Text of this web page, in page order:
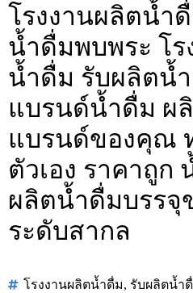
โรงงานผลิตน้ำ
น้ำดื่มพบพระ โร
น้ำดื่ม รับผลิตน้
แบรนด์น้ำดื่ม ผ
แบรนด์ของคุณ
ตัวเอง ราคาถูก
ผลิตน้ำดื่มบรรจุ
ระดับสากล
โรงงานผลิตน้ำดื่ม, รับผลิตน้ำ